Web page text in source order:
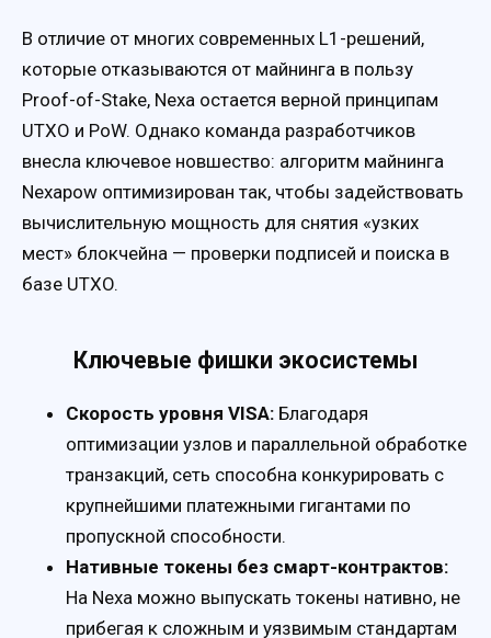
В отличие от многих современных L1-решений,
которые отказываются от майнинга в пользу
Proof-of-Stake, Nexa остается верной принципам
UTXO и PoW. Однако команда разработчиков
внесла ключевое новшество: алгоритм майнинга
Nexapow оптимизирован так, чтобы задействовать
вычислительную мощность для снятия «узких
мест» блокчейна — проверки подписей и поиска в
базе UTXO.
Ключевые фишки экосистемы
Скорость уровня VISA: Благодаря
оптимизации узлов и параллельной обработке
транзакций, сеть способна конкурировать с
крупнейшими платежными гигантами по
пропускной способности.
Нативные токены без смарт-контрактов:
На Nexa можно выпускать токены нативно, не
прибегая к сложным и уязвимым стандартам